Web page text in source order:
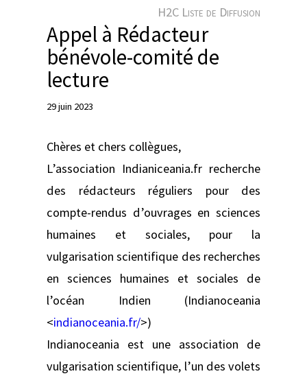
H2C Liste de Diffusion
Appel à Rédacteur
bénévole-comité de
lecture
29 juin 2023
Chères et chers collègues,
L’association Indianiceania.fr recherche
des rédacteurs réguliers pour des
compte-rendus d’ouvrages en sciences
humaines et sociales, pour la
vulgarisation scientifique des recherches
en sciences humaines et sociales de
l’océan Indien (Indianoceania
<indianoceania.fr/>)
Indianoceania est une association de
vulgarisation scientifique, l’un des volets